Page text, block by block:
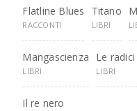
Flatline Blues
RACCONTI
Titano
LIBRI
Mangascienza
LIBRI
Le
LIBRI
Il re nero